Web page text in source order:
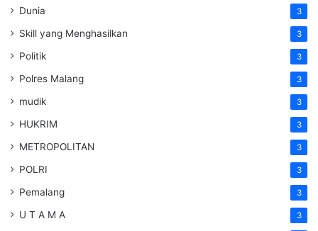
Dunia 3
Skill yang Menghasilkan 3
Politik 3
Polres Malang 3
mudik 3
HUKRIM 3
METROPOLITAN 3
POLRI 3
Pemalang 3
U T A M A 3